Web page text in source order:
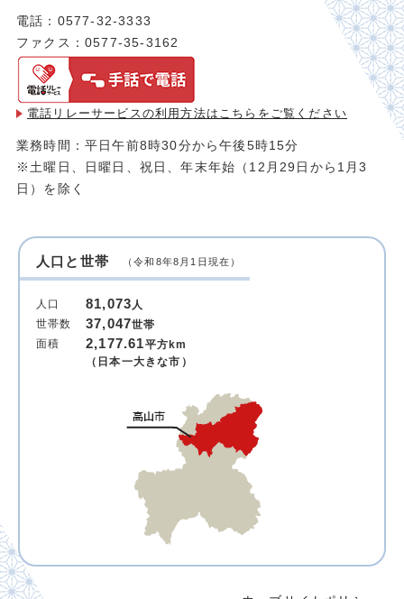
電話：0577-32-3333
ファクス：0577-35-3162
電話リレーサービスの利用方法は こちらをご覧ください
業務時間：平日午前8時30分から午後5時15分
※土曜日、日曜日、祝日、年末年始（12月29日から1月3
日）を除く
人口と世帯 （令和8年8月1日現在）
人口 81,073人
世帯数
37,047世帯
面積
2,177.61平方km
（日本一大きな市）